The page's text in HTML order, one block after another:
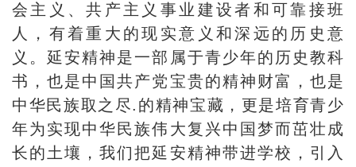
会主义、共产主义事业建设者和可靠接班
人，有着重大的现实意义和深远的历史意
义。延安精神是一部属于青少年的历史教科
书，也是中国共产党宝贵的精神财富，也是
中华民族取之尽.的精神宝藏，更是培育青少
年为实现中华民族伟大复兴中国梦而茁壮成
长的土壤，我们把延安精神带进学校，引入